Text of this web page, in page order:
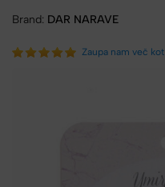
Brand: DAR NARAVE
Zaupa nam več kot